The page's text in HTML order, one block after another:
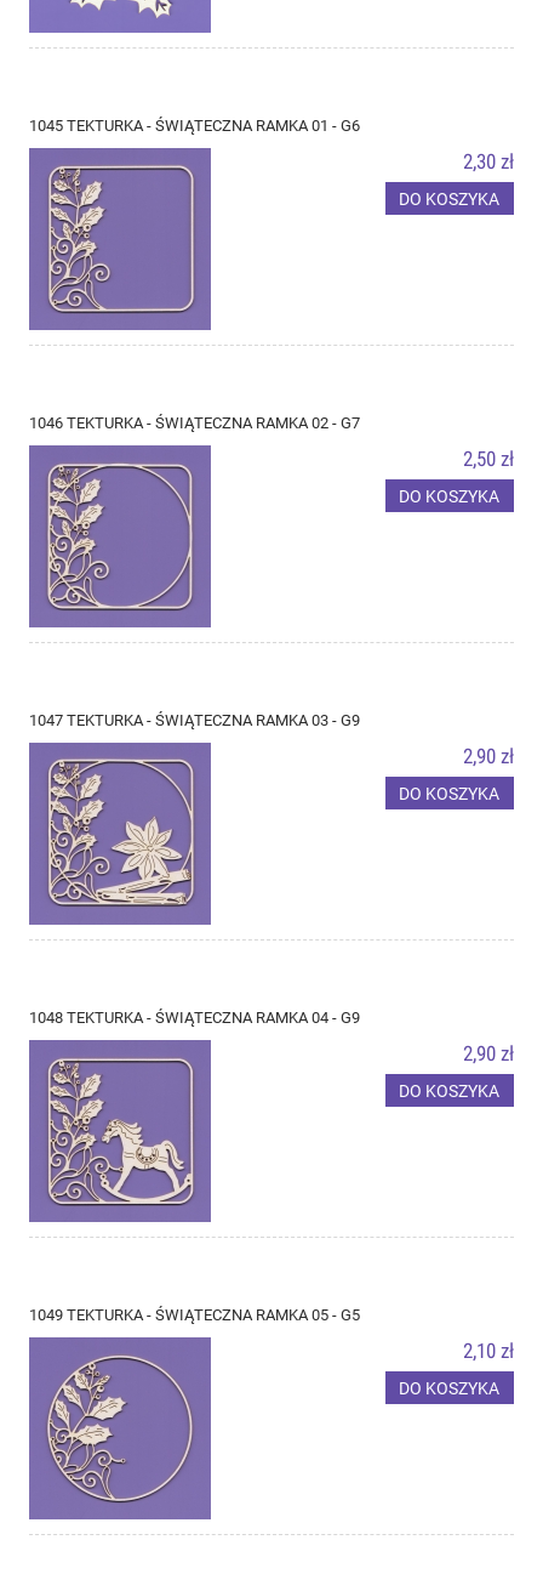
1045 TEKTURKA - ŚWIĄTECZNA RAMKA 01 - G6
2,30 zł
DO KOSZYKA
1046 TEKTURKA - ŚWIĄTECZNA RAMKA 02 - G7
2,50 zł
DO KOSZYKA
1047 TEKTURKA - ŚWIĄTECZNA RAMKA 03 - G9
2,90 zł
DO KOSZYKA
1048 TEKTURKA - ŚWIĄTECZNA RAMKA 04 - G9
2,90 zł
DO KOSZYKA
1049 TEKTURKA - ŚWIĄTECZNA RAMKA 05 - G5
2,10 zł
DO KOSZYKA